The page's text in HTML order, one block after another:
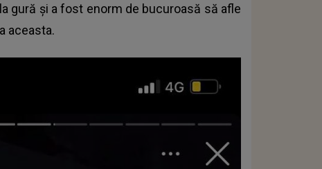
gură și a fost enorm de bucuroasă să afle
aceasta.